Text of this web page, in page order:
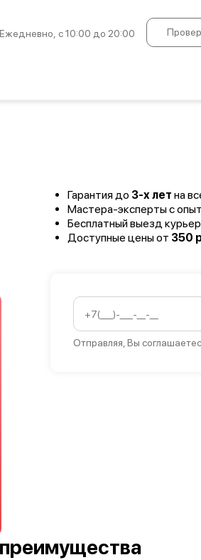
Ежедневно, с 10:00 до 20:00
Гарантия до 3-х лет на
Мастера-эксперты с
Бесплатный выезд
Доступные цены от 350
Отправляя, Вы